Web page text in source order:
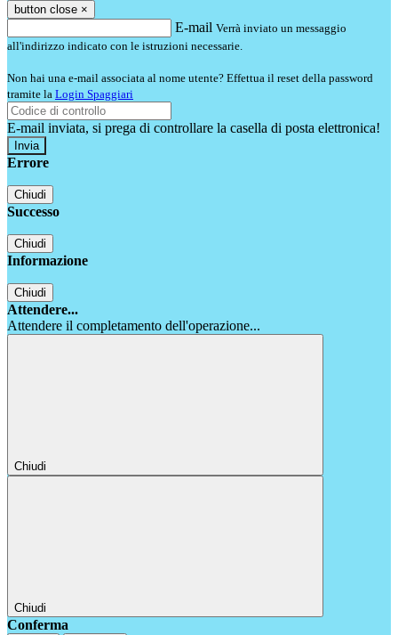
button close ×
E-mail Verrà inviato un messaggio
all'indirizzo indicato con le istruzioni necessarie.
Non hai una e-mail associata al nome utente? Effettua il reset della password
tramite la Login Spaggiari
E-mail inviata, si prega di controllare la casella di posta elettronica!
Errore
Chiudi
Successo
Chiudi
Informazione
Chiudi
Attendere...
Attendere il completamento dell'operazione...
Chiudi
Chiudi
Conferma